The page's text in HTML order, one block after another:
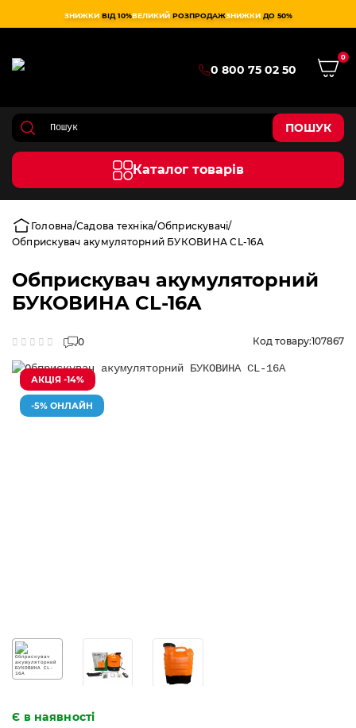
ЗНИЖКИ ВІД 10%ВЕЛИКИЙ РОЗПРОДАЖЗНИЖКИ ДО 50%
0 800 75 02 50
0
ПОШУК
Каталог товарів
Головна Садова техніка Обприскувачі
Обприскувач акумуляторний БУКОВИНА CL-16A
Обприскувач акумуляторний
БУКОВИНА CL-16A
0 Код товару:107867
АКЦІЯ -14%
-5% ОНЛАЙН
Є в наявності